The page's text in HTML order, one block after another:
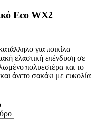
Eco WX2
για ποικίλα
ελαστική επένδυση σε
πολυεστέρα και το
άνετο σακάκι με ευκολία